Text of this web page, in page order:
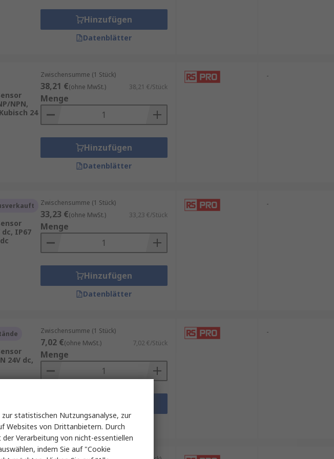
des Magnetfelds.
Hinzufügen
Datenblätter
NPN,
24
Zwischensumme (1 Stück)
38,21 €(ohne MwSt.) 38,21 €/Stück
Menge
Hinzufügen
Datenblätter
-
dc, IP67
Zwischensumme (1 Stück)
33,23 €(ohne MwSt.) 33,23 €/Stück
Menge
Hinzufügen
Datenblätter
-
24V dc,
Zwischensumme (1 Stück)
7,02 €(ohne MwSt.) 7,02 €/Stück
Menge
Datenblätter
-
statistischen Nutzungsanalyse, zur
Websites von Drittanbietern. Durch
Verarbeitung von nicht-essentiellen
indem Sie auf "Cookie